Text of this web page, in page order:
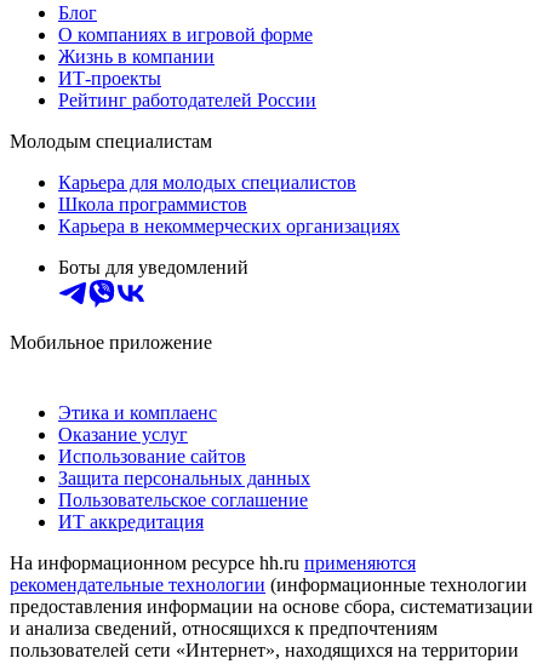
Блог
О компаниях в игровой форме
Жизнь в компании
ИТ-проекты
Рейтинг работодателей России
Молодым специалистам
Карьера для молодых специалистов
Школа программистов
Карьера в некоммерческих организациях
Боты для уведомлений
Мобильное приложение
Этика и комплаенс
Оказание услуг
Использование сайтов
Защита персональных данных
Пользовательское соглашение
ИТ аккредитация
На информационном ресурсе hh.ru применяются
рекомендательные технологии (информационные технологии
предоставления информации на основе сбора, систематизации
и анализа сведений, относящихся к предпочтениям
пользователей сети «Интернет», находящихся на территории